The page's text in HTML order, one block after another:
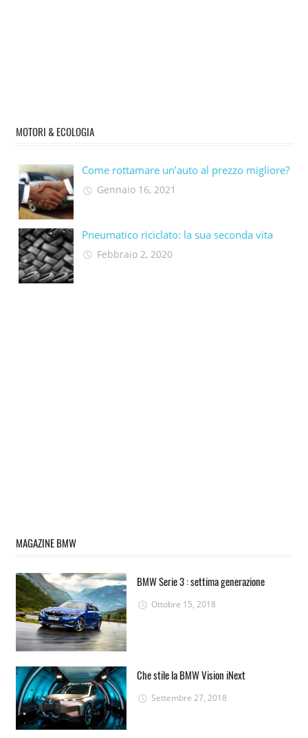
MOTORI & ECOLOGIA
Come rottamare un’auto al prezzo migliore?
Gennaio 16, 2021
Pneumatico riciclato: la sua seconda vita​
Febbraio 2, 2020
MAGAZINE BMW
BMW Serie 3 : settima generazione
Ottobre 15, 2018
Che stile la BMW Vision iNext
Settembre 27, 2018